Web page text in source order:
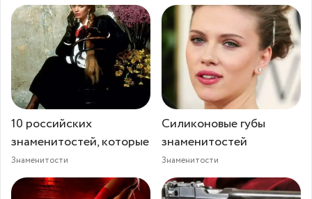
10 российских
знаменитостей, которые
Знаменитости
Силиконовые губы
знаменитостей
Знаменитости